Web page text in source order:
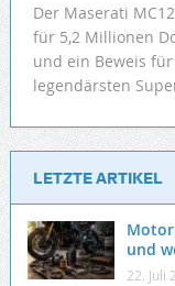
Der Maserati
für 5,2 Millionen
und ein Beweis
legendärsten
LETZTE ARTIKEL
und
22. Juli